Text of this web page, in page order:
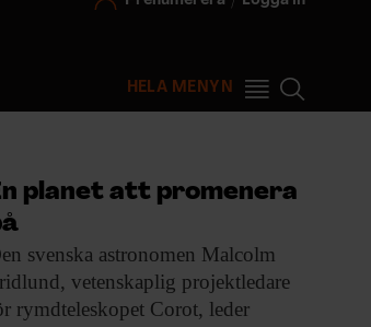
HELA MENYN
planet att promenera
svenska astronomen Malcolm
vetenskaplig projektledare
rymdteleskopet Corot, leder